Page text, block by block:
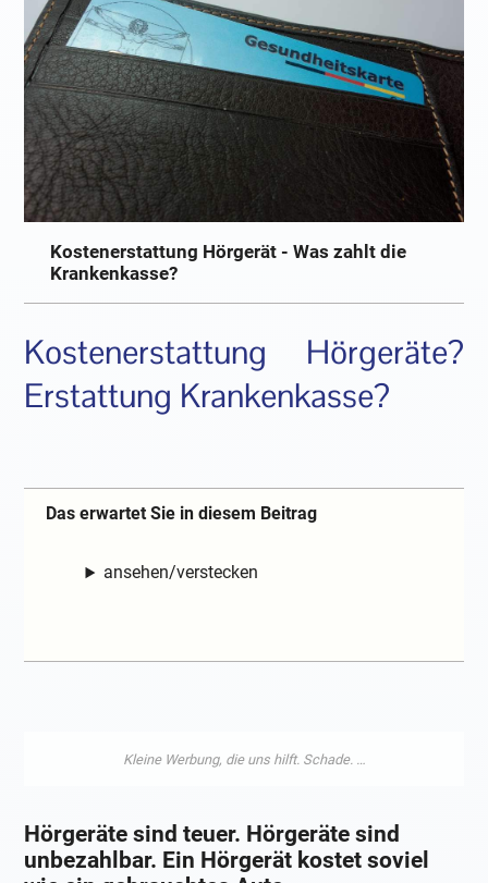
Kostenerstattung Hörgerät - Was zahlt die
Krankenkasse?
Kostenerstattung Hörgeräte?
Erstattung Krankenkasse?
Das erwartet Sie in diesem Beitrag
ansehen/verstecken
Hörgeräte sind teuer. Hörgeräte sind
unbezahlbar. Ein Hörgerät kostet soviel